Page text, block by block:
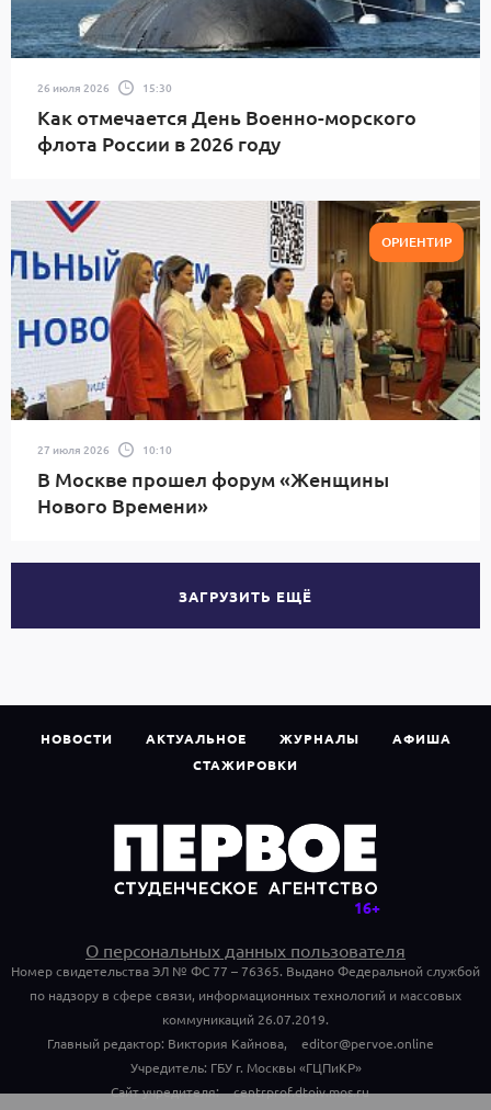
26 июля 2026 15:30
Как отмечается День Военно-морского
флота России в 2026 году
ОРИЕНТИР
27 июля 2026 10:10
В Москве прошел форум «Женщины
Нового Времени»
ЗАГРУЗИТЬ ЕЩЁ
НОВОСТИ АКТУАЛЬНОЕ ЖУРНАЛЫ
АФИША
СТАЖИРОВКИ
О персональных данных пользователя
Номер свидетельства ЭЛ № ФС 77 – 76365. Выдано Федеральной службой
по надзору в сфере связи, информационных технологий и массовых
коммуникаций 26.07.2019.
Главный редактор: Виктория Кайнова,
editor@pervoe.online
Учредитель: ГБУ г. Москвы «ГЦПиКР»
Сайт учредителя:
centrprof.dtoiv.mos.ru